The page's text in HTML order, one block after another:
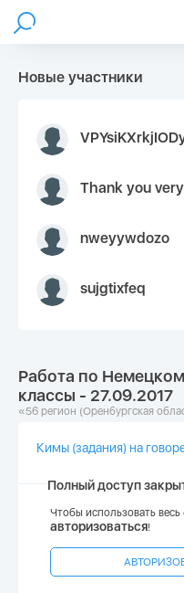
Новые участники
Thank you very much for your inquiry We appreciate you 9126052
nweyywdozo
sujgtixfeq
Работа по
классы - 27.09.2017
«56 регион (Оренбургская
Кимы (задания) на
Полный доступ
Чтобы использовать
авторизоваться!